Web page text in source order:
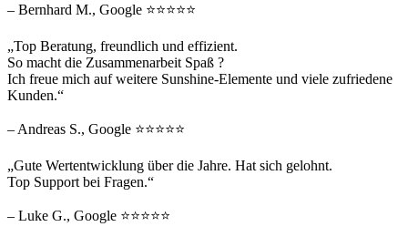
– Bernhard M., Google ⭐⭐⭐⭐⭐
„Top Beratung, freundlich und effizient.
So macht die Zusammenarbeit Spaß ?
Ich freue mich auf weitere Sunshine-Elemente und viele zufriedene
Kunden.“
– Andreas S., Google ⭐⭐⭐⭐⭐
„Gute Wertentwicklung über die Jahre. Hat sich gelohnt.
Top Support bei Fragen.“
– Luke G., Google ⭐⭐⭐⭐⭐